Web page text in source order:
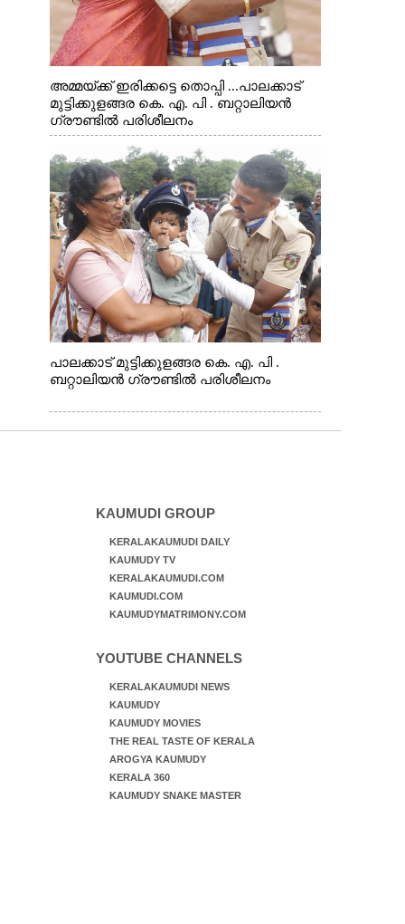
അമ്മയ്ക്ക് ഇരിക്കട്ടെ തൊപ്പി ...പാലക്കാട്
മുട്ടിക്കുളങ്ങര കെ. എ. പി . ബറ്റാലിയൻ
ഗ്രൗണ്ടിൽ പരിശീലനം
പാലക്കാട് മുട്ടിക്കുളങ്ങര കെ. എ. പി .
ബറ്റാലിയൻ ഗ്രൗണ്ടിൽ പരിശീലനം
KAUMUDI GROUP
KERALAKAUMUDI DAILY
KAUMUDY TV
KERALAKAUMUDI.COM
KAUMUDI.COM
KAUMUDYMATRIMONY.COM
YOUTUBE CHANNELS
KERALAKAUMUDI NEWS
KAUMUDY
KAUMUDY MOVIES
THE REAL TASTE OF KERALA
AROGYA KAUMUDY
KERALA 360
KAUMUDY SNAKE MASTER